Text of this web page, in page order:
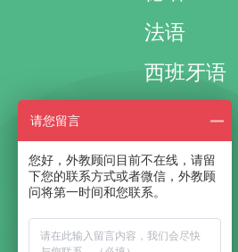
法语
西班牙语
国际考试
国际课程
成人口语
请您留言
您好，外教顾问目前不在线，请留
下您的联系方式或者微信，外教顾
问将第一时间和您联系。